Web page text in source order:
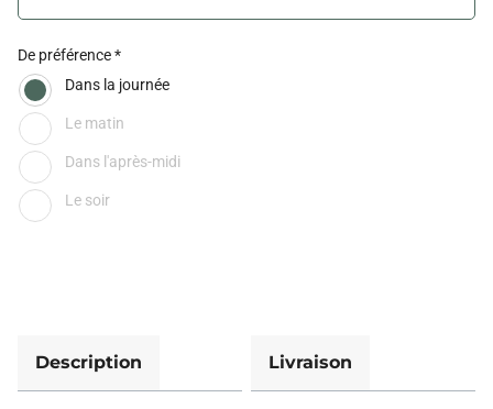
De préférence
Dans la journée
Le matin
Dans l'après-midi
Le soir
Description Livraison